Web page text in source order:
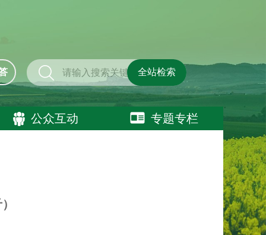
全站检索
公众互动 专题专栏